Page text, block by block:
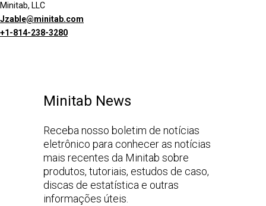
Minitab, LLC
Jzable@minitab.com
+1-814-238-3280
Minitab News
Receba nosso boletim de notícias
eletrônico para conhecer as notícias
mais recentes da Minitab sobre
produtos, tutoriais, estudos de caso,
discas de estatística e outras
informações úteis.